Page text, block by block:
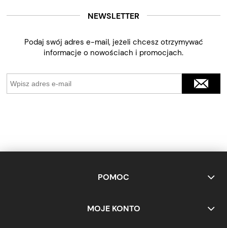
NEWSLETTER
Podaj swój adres e-mail, jeżeli chcesz otrzymywać
informacje o nowościach i promocjach.
POMOC
MOJE KONTO